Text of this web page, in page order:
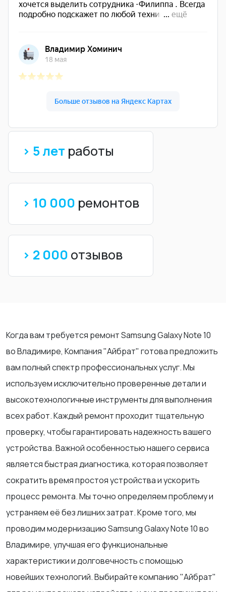
> 5 лет работы
> 10 000 ремонтов
> 2 000 отзывов
Когда вам требуется ремонт Samsung Galaxy Note 10
во Владимире, Компания "Айбрат" готова предложить
вам полный спектр профессиональных услуг. Мы
используем исключительно проверенные детали и
высокотехнологичные инструменты для выполнения
всех работ. Каждый ремонт проходит тщательную
проверку, чтобы гарантировать надежность вашего
устройства. Важной особенностью нашего сервиса
является быстрая диагностика, которая позволяет
сократить время простоя устройства и ускорить
процесс ремонта. Мы точно определяем проблему и
устраняем её без лишних затрат. Кроме того, мы
проводим модернизацию Samsung Galaxy Note 10 во
Владимире, улучшая его функциональные
характеристики и долговечность с помощью
новейших технологий. Выбирайте компанию "Айбрат"